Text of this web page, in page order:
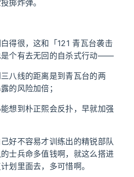
掷炸弹。
得很，这和「121 青瓦台袭击
是个有去无回的自杀式行动——
八线的距离是到青瓦台的两
的风险加倍；
想到朴正熙会反扑，早就加强
好不容易才训练出的精锐部队
士兵命多值钱啊，就这么搭进
划里面去，多可惜啊。